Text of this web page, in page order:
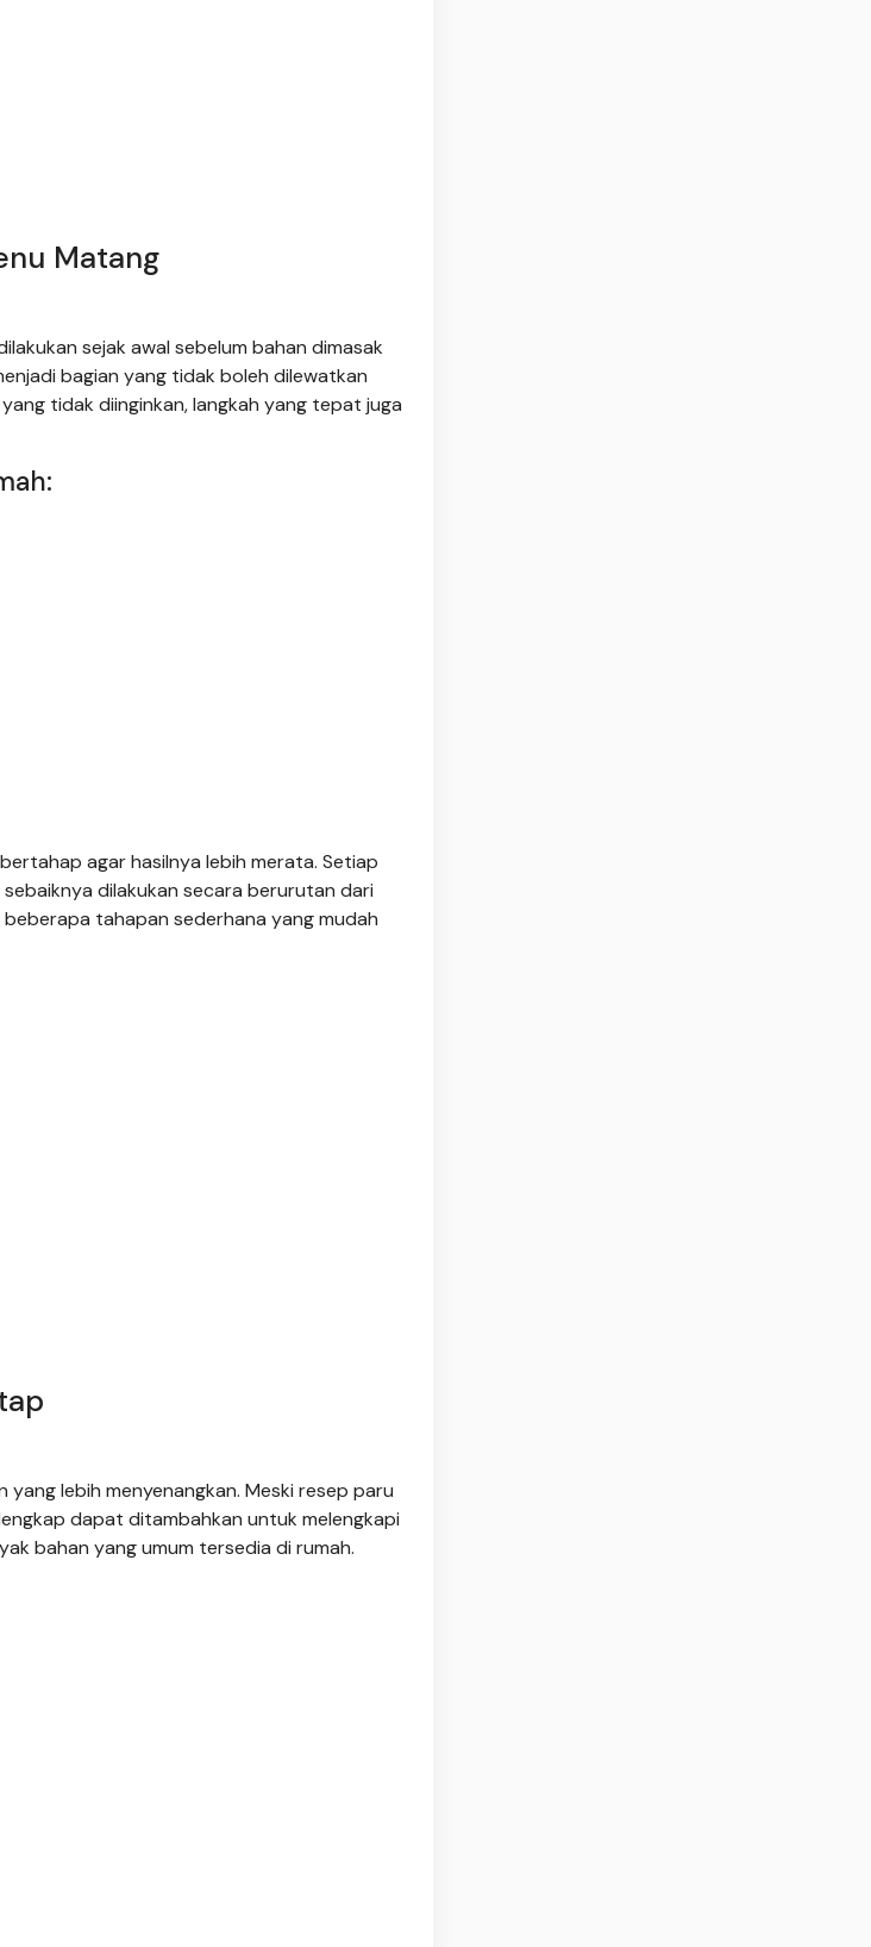
Matang
sejak awal sebelum bahan dimasak
bagian yang tidak boleh dilewatkan
tidak diinginkan, langkah yang tepat juga
agar hasilnya lebih merata. Setiap
dilakukan secara berurutan dari
tahapan sederhana yang mudah
lebih menyenangkan. Meski resep paru
dapat ditambahkan untuk melengkapi
bahan yang umum tersedia di rumah.